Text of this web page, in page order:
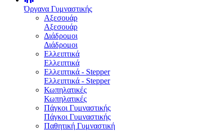
Όργανα Γυμναστικής
Αξεσουάρ
Αξεσουάρ
Διάδρομοι
Διάδρομοι
Ελλειπτικά
Ελλειπτικά
Ελλειπτικά - Stepper
Ελλειπτικά - Stepper
Κωπηλατικές
Κωπηλατικές
Πάγκοι Γυμναστικής
Πάγκοι Γυμναστικής
Παθητική Γυμναστική